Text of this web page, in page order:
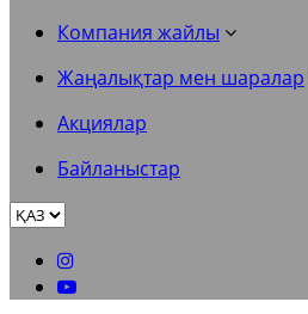
Компания жайлы
Жаңалықтар мен шаралар
Акциялар
Байланыстар